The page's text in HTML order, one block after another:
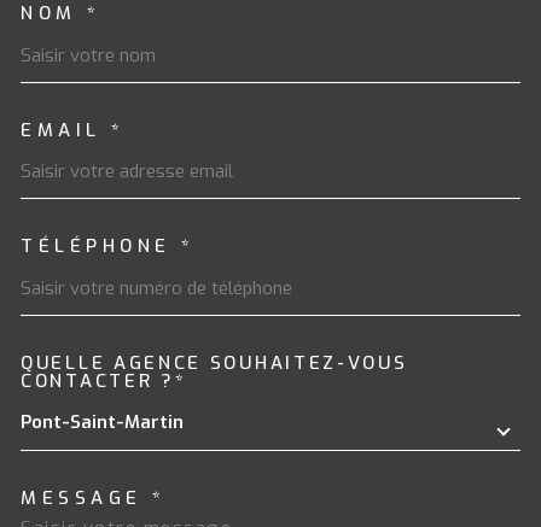
NOM *
EMAIL *
TÉLÉPHONE *
QUELLE AGENCE SOUHAITEZ-VOUS
CONTACTER ?*
Pont-Saint-Martin
MESSAGE *